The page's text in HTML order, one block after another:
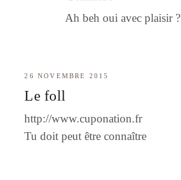
Ah beh oui avec plaisir ?
26 NOVEMBRE 2015
Le foll
http://www.cuponation.fr
Tu doit peut être connaître